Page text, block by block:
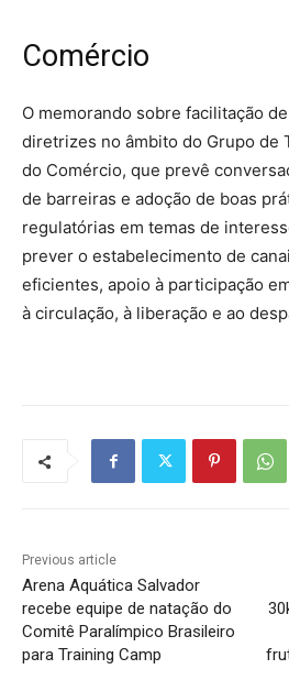
Comércio
O memorando sobre facilitação
diretrizes no âmbito do Grupo de
do Comércio, que prevê
de barreiras e adoção de boas
regulatórias em temas de
prever o estabelecimento de
eficientes, apoio à participação
à circulação, à liberação e ao
Previous article
Arena Aquática Salvador
recebe equipe de natação do
Comitê Paralímpico Brasileiro
para Training Camp